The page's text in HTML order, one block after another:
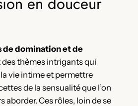
de domination et de
thèmes intrigants qui
vie intime et permettre
de la sensualité que l’on
aborder. Ces rôles, loin de se